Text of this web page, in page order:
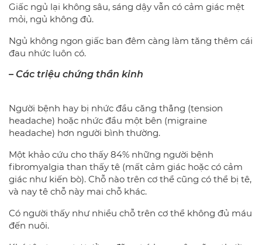
Giấc ngủ lại không sâu, sáng dậy vẫn có cảm giác mệt
mỏi, ngủ không đủ.
Ngủ không ngon giấc ban đêm càng làm tăng thêm cái
đau nhức luôn có.
– Các triệu chứng thần kinh
Người bệnh hay bị nhức đầu căng thẳng (tension
headache) hoặc nhức đầu một bên (migraine
headache) hơn người bình thường.
Một khảo cứu cho thấy 84% những người bệnh
fibromyalgia than thấy tê (mất cảm giác hoặc có cảm
giác như kiến bò). Chỗ nào trên cơ thể cũng có thể bị tê,
và nay tê chỗ này mai chỗ khác.
Có người thấy như nhiều chỗ trên cơ thể không đủ máu
đến nuôi.